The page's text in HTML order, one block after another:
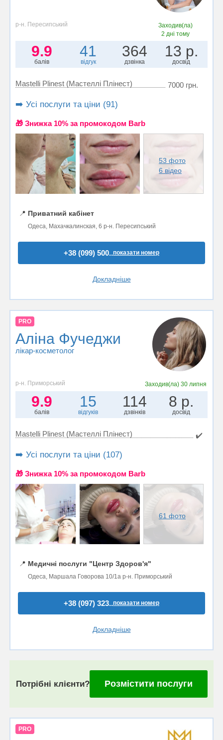
р-н. Пересипський
Заходив(ла)
2 дні тому
9.9
балів
41
відгук
364
дзвінка
13 р.
досвід
Mastelli Plinest (Мастеллі Плінест) 7000 грн.
➡️ Усі послуги та ціни (91)
🎁 Знижка 10% за промокодом Barb
53 фото
6 відео
📍 Приватний кабінет
Одеса, Махачкалинская, 6 р-н. Пересипський
+38 (099) 500..показати номер
Докладніше
PRO
Аліна Фучеджи
лікар-косметолог
р-н. Приморський Заходив(ла) 30 липня
9.9
балів
15
відгуків
114
дзвінків
8 р.
досвід
Mastelli Plinest (Мастеллі Плінест) ✔️
➡️ Усі послуги та ціни (107)
🎁 Знижка 10% за промокодом Barb
61 фото
📍 Медичні послуги "Центр Здоров'я"
Одеса, Маршала Говорова 10/1а р-н. Приморський
+38 (097) 323..показати номер
Докладніше
Потрібні клієнти? Розмістити послуги
PRO